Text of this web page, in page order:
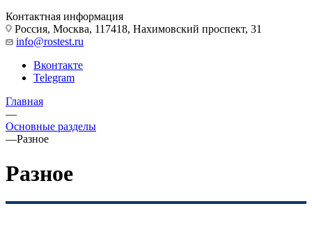
Контактная информация
Россия, Москва, 117418, Нахимовский проспект, 31
info@rostest.ru
Вконтакте
Telegram
Главная
—
Основные разделы
—Разное
Разное